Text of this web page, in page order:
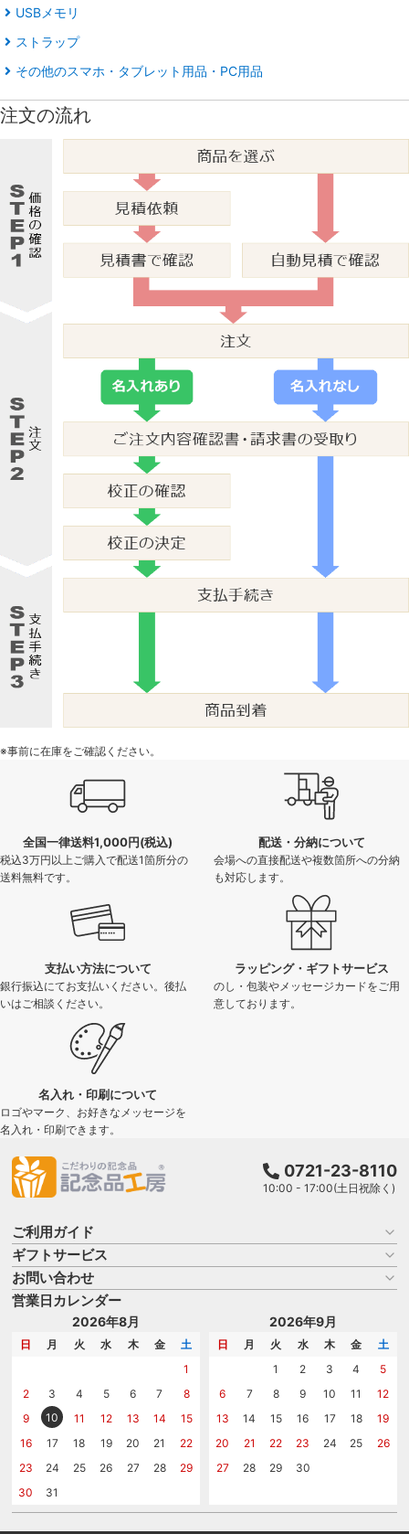
USBメモリ
ストラップ
その他のスマホ・タブレット用品・PC用品
注文の流れ
※事前に在庫をご確認ください。
全国一律送料1,000円(税込)
税込3万円以上ご購入で配送1箇所分の
送料無料です。
配送・分納について
会場への直接配送や複数箇所への分納
も対応します。
支払い方法について
銀行振込にてお支払いください。後払
いはご相談ください。
ラッピング・ギフトサービス
のし・包装やメッセージカードをご用
意しております。
名入れ・印刷について
ロゴやマーク、お好きなメッセージを
名入れ・印刷できます。
0721-23-8110
10:00 - 17:00(土日祝除く)
ご利用ガイド
お買い物ガイド
よくある質問
はじめての記念品選び
記念品工房の使い方
ギフトサービス
名入れについて
のし
メッセージカード
お問い合わせ
商品選びを相談する
名入れについて相談する
カタログを請求する
営業日カレンダー
2026年8月
日 月 火 水 木 金
土
1
2
3 4 5 6 7
8
9
10 11 12 13 14
15
16
17 18 19 20 21
22
23
24 25 26 27 28
29
30
31
2026年9月
日 月 火 水 木 金
土
1
2 3 4
5
6
7 8 9 10 11
12
13
14 15 16 17 18
19
20
21 22 23 24 25
26
27
28 29 30